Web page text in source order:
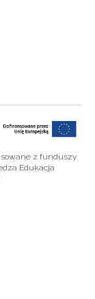
z funduszy
Edukacja